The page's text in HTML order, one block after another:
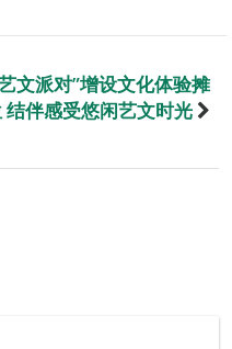
文派对”增设文化体验摊
结伴感受悠闲艺文时光